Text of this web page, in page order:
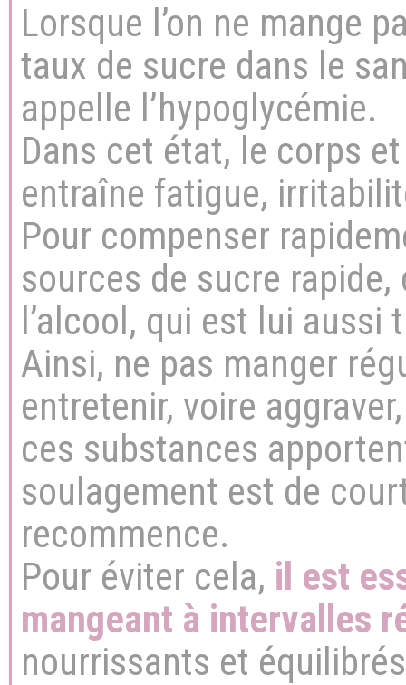
Lorsque l’on ne mange
taux de sucre dans le
appelle l’hypoglycémie.
Dans cet état, le corps
entraîne fatigue,
Pour compenser
sources de sucre
l’alcool, qui est lui
Ainsi, ne pas manger
entretenir, voire
ces substances
soulagement est de
recommence.
Pour éviter cela, il est
mangeant à intervalles
nourrissants et